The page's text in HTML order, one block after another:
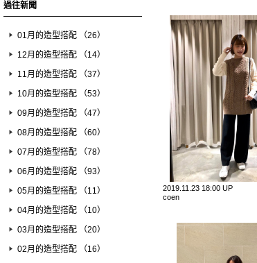
過往新聞
01月的造型搭配 （26）
12月的造型搭配 （14）
11月的造型搭配 （37）
10月的造型搭配 （53）
09月的造型搭配 （47）
08月的造型搭配 （60）
07月的造型搭配 （78）
06月的造型搭配 （93）
05月的造型搭配 （11）
04月的造型搭配 （10）
03月的造型搭配 （20）
02月的造型搭配 （16）
2019.11.23 18:00 UP
coen